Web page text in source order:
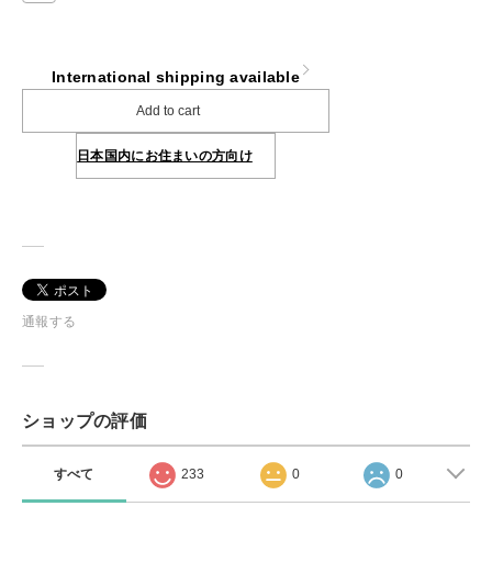
International shipping available
Add to cart
日本国内にお住まいの方向け
通報する
ショップの評価
すべて 233 0 0